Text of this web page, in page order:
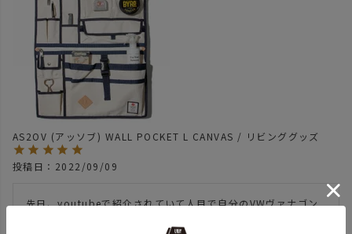
AS2OV (アッソブ) WALL POCKET L CANVAS / リビンググッズ
投稿日 2022/09/09
先日、youtubeで紹介されていて人目で自分のVWヴァナゴン